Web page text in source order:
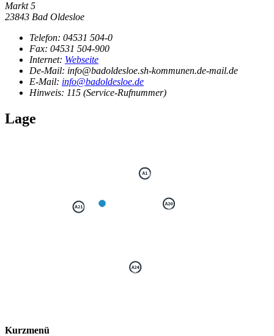
Markt 5
23843 Bad Oldesloe
Telefon: 04531 504-0
Fax: 04531 504-900
Internet: Webseite
De-Mail: info@badoldesloe.sh-kommunen.de-mail.de
E-Mail: info@badoldesloe.de
Hinweis: 115 (Service-Rufnummer)
Lage
Kurzmenü